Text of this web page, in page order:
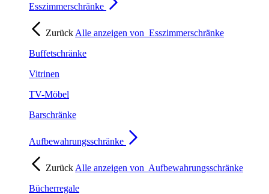
Esszimmerschränke
Zurück Alle anzeigen von Esszimmerschränke
Buffetschränke
Vitrinen
TV-Möbel
Barschränke
Aufbewahrungsschränke
Zurück Alle anzeigen von Aufbewahrungsschränke
Bücherregale